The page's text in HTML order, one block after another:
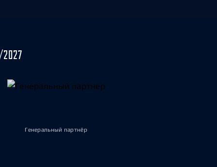
Генеральный партнёр